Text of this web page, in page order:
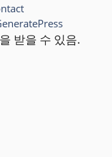
받을 수 있음.